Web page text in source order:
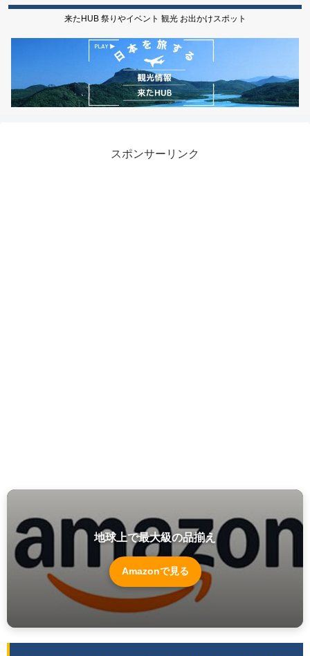
来たHUB 祭りやイベント 観光 お出かけスポット
スポンサーリンク
地球上で最大級の品揃え
Amazonで見る